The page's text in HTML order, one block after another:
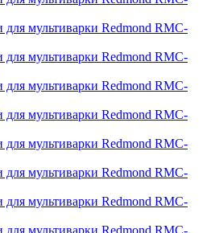
для мультиварки Redmond RMC-
для мультиварки Redmond RMC-
для мультиварки Redmond RMC-
для мультиварки Redmond RMC-
для мультиварки Redmond RMC-
для мультиварки Redmond RMC-
для мультиварки Redmond RMC-
для мультиварки Redmond RMC-